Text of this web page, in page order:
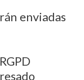
enviadas